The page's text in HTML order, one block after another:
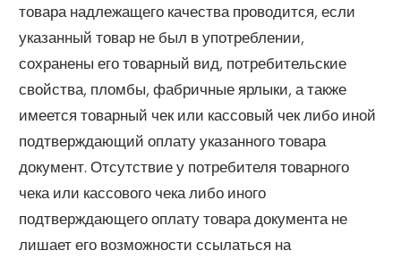
товара надлежащего качества проводится, если
указанный товар не был в употреблении,
сохранены его товарный вид, потребительские
свойства, пломбы, фабричные ярлыки, а также
имеется товарный чек или кассовый чек либо иной
подтверждающий оплату указанного товара
документ. Отсутствие у потребителя товарного
чека или кассового чека либо иного
подтверждающего оплату товара документа не
лишает его возможности ссылаться на